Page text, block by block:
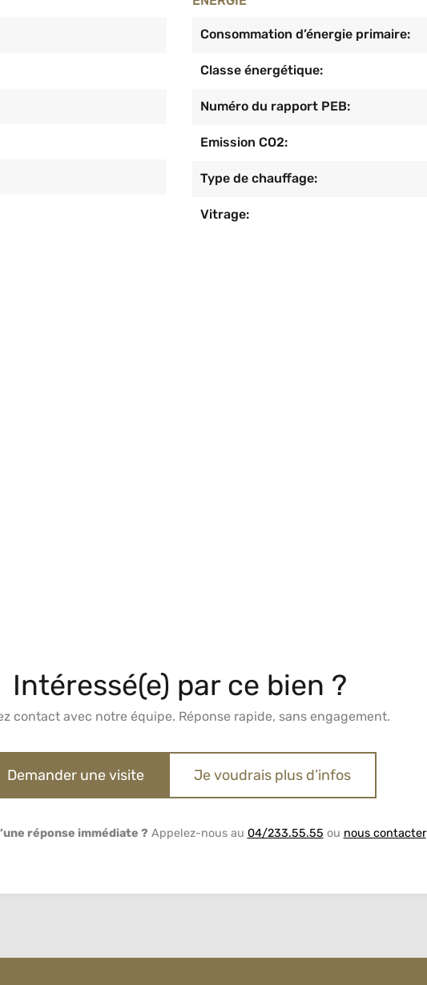
Consommation d’énergie primaire:
Classe énergétique:
Numéro du rapport PEB:
Emission CO2:
Type de chauffage:
Vitrage:
Intéressé(e) par ce bien ?
contact avec notre équipe. Réponse rapide, sans engagement.
Demander une visite Je voudrais plus d’infos
réponse immédiate ? Appelez-nous au 04/233.55.55 ou nous contacter